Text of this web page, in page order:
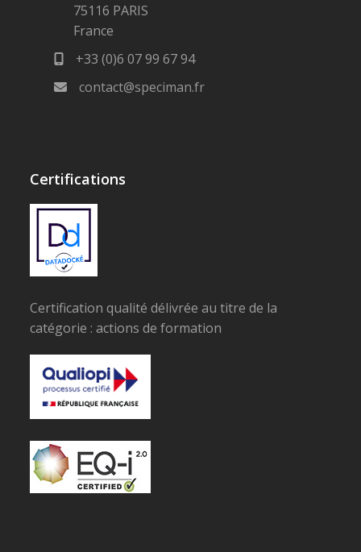
75116 PARIS
France
+33 (0)6 07 99 67 94
contact@speciman.fr
Certifications
Certification qualité délivrée au titre de la
catégorie : actions de formation